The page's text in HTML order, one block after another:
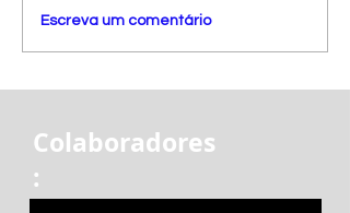
Escreva um comentário
Colaboradores
: